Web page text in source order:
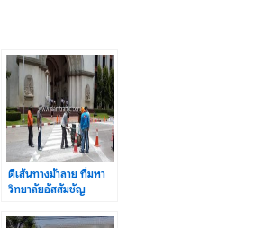
ตีเส้นทางม้าลาย ที่มหา
วิทยาลัยอัสสัมชัญ